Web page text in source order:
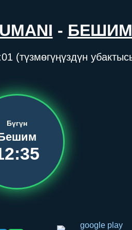
- БЕШИМ
(түзмөгүңүздүн
Бүгүн